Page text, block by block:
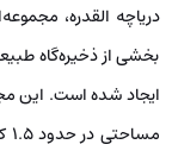
دریاچه القدره،
بخشی از ذخیره‌گاه